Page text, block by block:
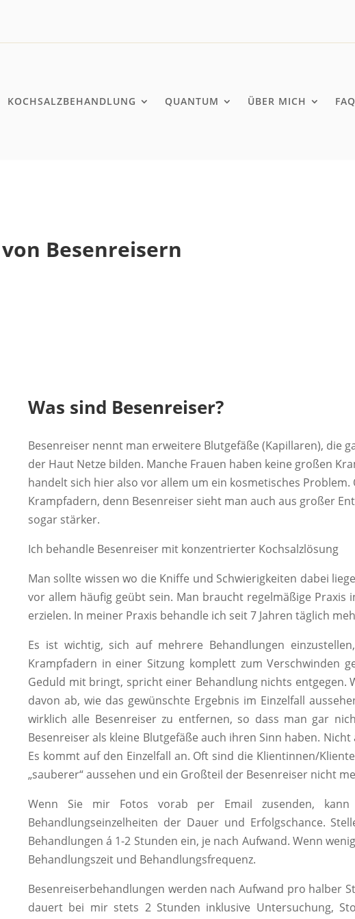
KOCHSALZBEHANDLUNG QUANTUM ÜBER MICH FAQ
Besenreisern
Was sind Besenreiser?
Besenreiser nennt man erweitere Blutgefäße (Kapillaren), die
der Haut Netze bilden. Manche Frauen haben keine großen
handelt sich hier also vor allem um ein kosmetisches
Krampfadern, denn Besenreiser sieht man auch aus großer
sogar stärker.
Ich behandle Besenreiser mit konzentrierter Kochsalzlösung
Man sollte wissen wo die Kniffe und Schwierigkeiten dabei
vor allem häufig geübt sein. Man braucht regelmäßige Praxis
erzielen. In meiner Praxis behandle ich seit 7 Jahren täglich
Es ist wichtig, sich auf mehrere Behandlungen
Krampfadern in einer Sitzung komplett zum Verschwinden
Geduld mit bringt, spricht einer Behandlung nichts entgegen.
davon ab, wie das gewünschte Ergebnis im Einzelfall
wirklich alle Besenreiser zu entfernen, so dass man gar
Besenreiser als kleine Blutgefäße auch ihren Sinn haben.
Es kommt auf den Einzelfall an. Oft sind die Klientinnen/
„sauberer“ aussehen und ein Großteil der Besenreiser nicht
Wenn Sie mir Fotos vorab per Email zusenden,
Behandlungseinzelheiten der Dauer und Erfolgschance.
Behandlungen á 1-2 Stunden ein, je nach Aufwand. Wenn
Behandlungszeit und Behandlungsfrequenz.
Besenreiserbehandlungen werden nach Aufwand pro halber
dauert bei mir stets 2 Stunden inklusive Untersuchung,